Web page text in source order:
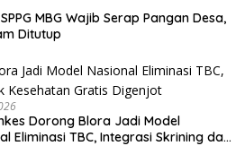
MBG Wajib Serap Pangan Desa,
Ditutup
Dorong Blora Jadi Model
Eliminasi TBC, Integrasi Skrining dan